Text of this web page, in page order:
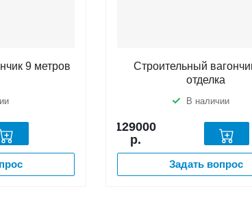
9 метров
Строительный
отделка
В наличии
129000
р.
Задать вопрос